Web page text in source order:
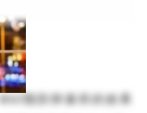
BSO预防卵巢癌的效果